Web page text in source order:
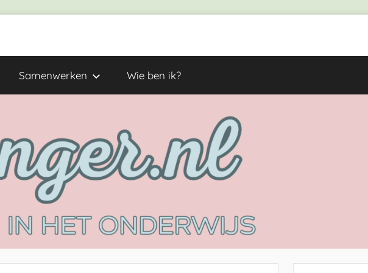
Samenwerken Wie ben ik?